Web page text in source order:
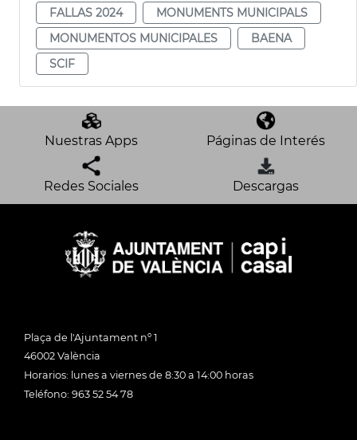
FALLAS 2024
MONUMENTS MUNICIPALS
MONUMENTOS MUNICIPALES
BAENA
SCIF
Nuestras Apps Páginas de Interés
Redes Sociales Descargas
Plaça de l'Ajuntament nº 1
46002 València
Horarios: lunes a viernes de 8:30 a 14:00 horas
Teléfono: 963 52 54 78